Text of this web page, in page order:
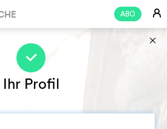
ABO E
f
Ihr Profil
s